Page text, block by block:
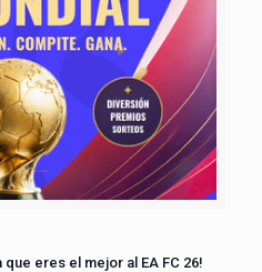
eres el mejor al EA FC 26!